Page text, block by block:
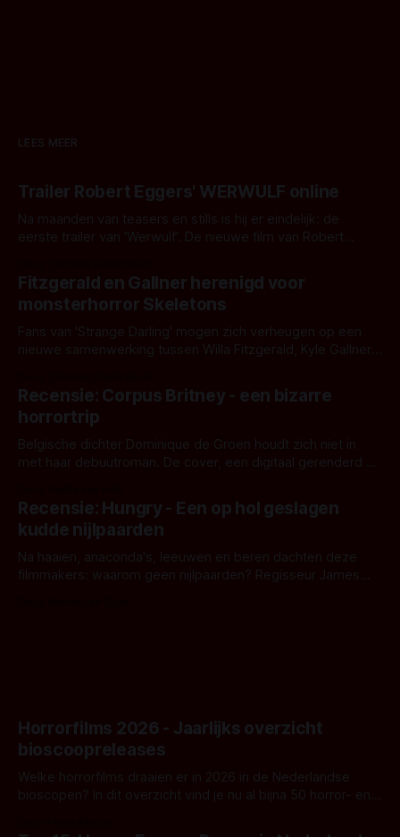
LEES MEER
Trailer Robert Eggers' WERWULF online
Na maanden van teasers en stills is hij er eindelijk: de
eerste trailer van 'Werwulf'. De nieuwe film van Robert
kille stijl vol folklore en mythe. Het topic deze keer is (kon
het het al raden?)... de weerwolf. Kijk je mee?
Fitzgerald en Gallner herenigd voor
monsterhorror Skeletons
Fans van 'Strange Darling' mogen zich verheugen op een
nieuwe samenwerking tussen Willa Fitzgerald, Kyle Gallner
'Skeletons', een nieuwe creature feature waarvoor de
opnames zijn gestart in Australië.
Recensie: Corpus Britney - een bizarre
horrortrip
Belgische dichter Dominique de Groen houdt zich niet in
met haar debuutroman. De cover, een digitaal gerenderd en
achtergrond, belooft iets kleurrijks maar onheilspellends,
iets ongrijpbaars. En dat maakt De Groen met ieder woord
waar.
Recensie: Hungry - Een op hol geslagen
kudde nijlpaarden
Na haaien, anaconda's, leeuwen en beren dachten deze
filmmakers: waarom geen nijlpaarden? Regisseur James
Horrorfilms 2026 - Jaarlijks overzicht
bioscoopreleases
Welke horrorfilms draaien er in 2026 in de Nederlandse
bioscopen? In dit overzicht vind je nu al bijna 50 horror- en